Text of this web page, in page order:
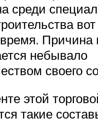
среди
Причина
небывало
своего
этой
такие